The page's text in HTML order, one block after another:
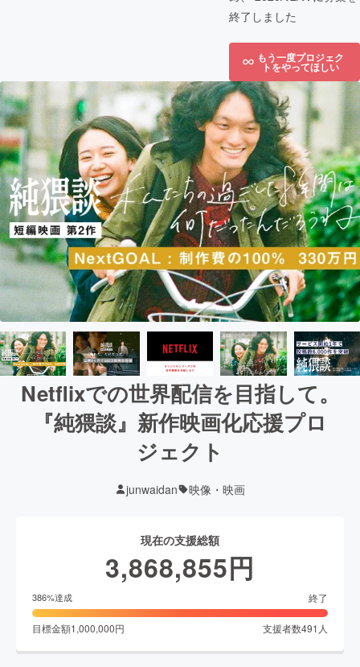
終了しました
もう一度プロジェク
トをやってほしい
Netflixでの世界配信を目指して。
『純猥談』新作映画化応援プロ
ジェクト
junwaidan 映像・映画
現在の支援総額
3,868,855円
386%達成 終了
目標金額1,000,000円 支援者数491 人